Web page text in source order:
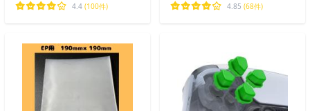
4.4 (100件) 4.85 (68件)